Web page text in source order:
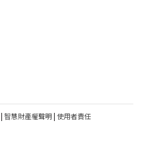
| 智慧財產權聲明 | 使用者責任